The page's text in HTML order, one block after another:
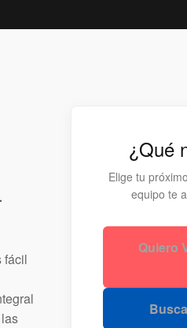
fácil
¿Qué
Elige tu
equipo te
Quiero